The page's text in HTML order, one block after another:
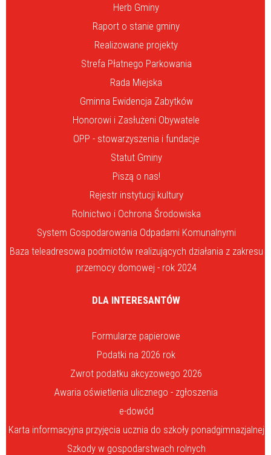
Herb Gminy
Raport o stanie gminy
Realizowane projekty
Strefa Płatnego Parkowania
Rada Miejska
Gminna Ewidencja Zabytków
Honorowi i Zasłużeni Obywatele
OPP - stowarzyszenia i fundacje
Statut Gminy
Piszą o nas!
Rejestr instytucji kultury
Rolnictwo i Ochrona Środowiska
System Gospodarowania Odpadami Komunalnymi
Baza teleadresowa podmiotów realizujących działania z zakresu
przemocy domowej - rok 2024
DLA INTERESANTÓW
Formularze papierowe
Podatki na 2026 rok
Zwrot podatku akcyzowego 2026
Awaria oświetlenia ulicznego - zgłoszenia
e-dowód
Karta informacyjna przyjęcia ucznia do szkoły ponadgimnazjalnej
Szkody w gospodarstwach rolnych